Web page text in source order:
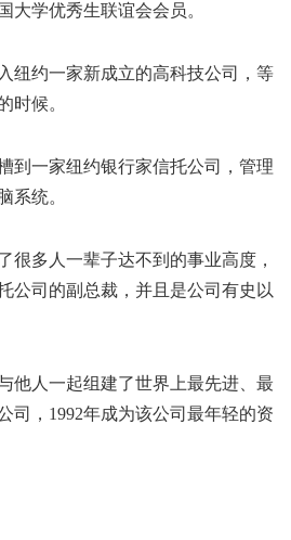
大学优秀生联谊会会员。
纽约一家新成立的高科技公司，等
时候。
到一家纽约银行家信托公司，管理
系统。
很多人一辈子达不到的事业高度，
公司的副总裁，并且是公司有史以
他人一起组建了世界上最先进、最
司，1992年成为该公司最年轻的资